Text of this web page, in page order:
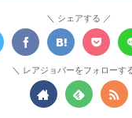
シェアする
レアジョバーをフォローす